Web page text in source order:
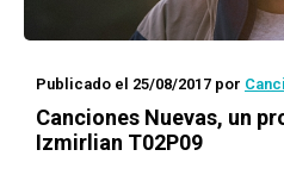
Publicado el 25/08/2017 por
Canciones Nuevas, un
Izmirlian T02P09